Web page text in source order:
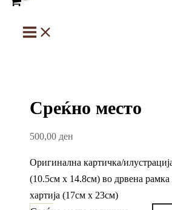
Среќно место
500,00 ден
Оригинална картичка/
(10.5см x 14.8см) во дрвена рамка
хартија (17см х 23см)